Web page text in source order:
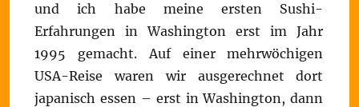
und ich habe meine ersten Sushi-
Erfahrungen in Washington erst im Jahr
1995 gemacht. Auf einer mehrwöchigen
USA-Reise waren wir ausgerechnet dort
japanisch essen – erst in Washington, dann